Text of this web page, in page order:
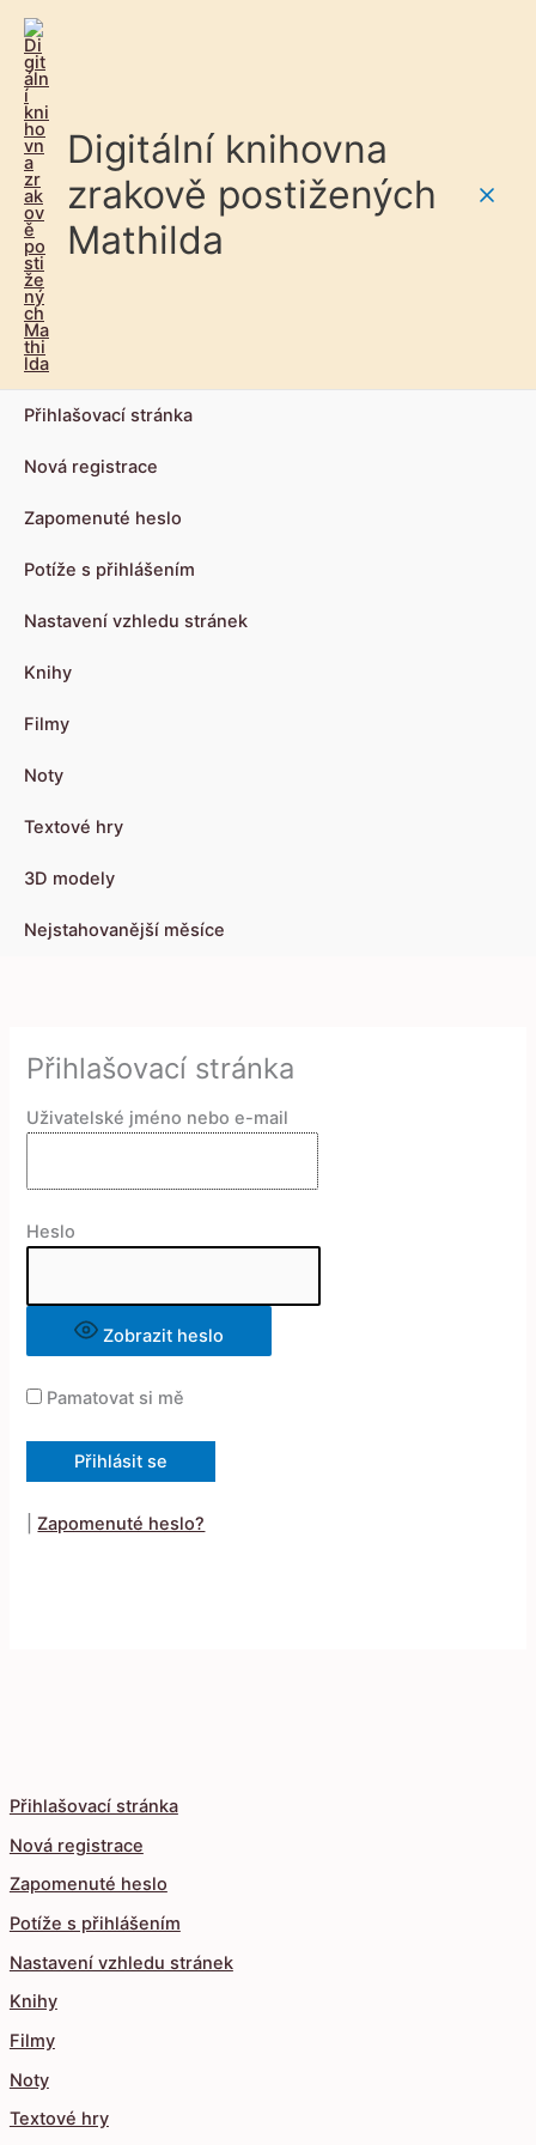
Digitální knihovna
zrakově postižených
Mathilda
Přihlašovací stránka
Nová registrace
Zapomenuté heslo
Potíže s přihlášením
Nastavení vzhledu stránek
Knihy
Filmy
Noty
Textové hry
3D modely
Nejstahovanější měsíce
Přihlašovací stránka
Nová registrace
Zapomenuté heslo
Potíže s přihlášením
Nastavení vzhledu stránek
Knihy
Filmy
Noty
Textové hry
Přihlašovací stránka
Uživatelské jméno nebo e-mail
Heslo
Zobrazit heslo
Pamatovat si mě
|Zapomenuté heslo?